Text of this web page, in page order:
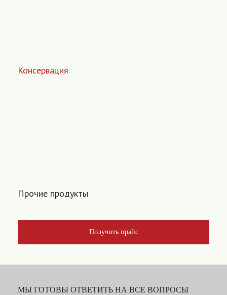
Консервация
Прочие продукты
Получить прайс
МЫ ГОТОВЫ ОТВЕТИТЬ НА ВСЕ ВОПРОСЫ